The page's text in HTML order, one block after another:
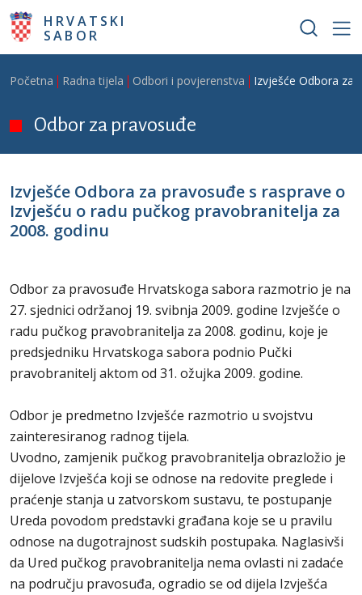
Skoči na glavni sadržaj
HRVATSKI
SABOR
Breadcrumb
Početna Radna tijela Odbori i povjerenstva Izvješće Odbora za
Odbor za pravosuđe
Izvješće Odbora za pravosuđe s rasprave o
Izvješću o radu pučkog pravobranitelja za
2008. godinu
Odbor za pravosuđe Hrvatskoga sabora razmotrio je na
27. sjednici održanoj 19. svibnja 2009. godine Izvješće o
radu pučkog pravobranitelja za 2008. godinu, koje je
predsjedniku Hrvatskoga sabora podnio Pučki
pravobranitelj aktom od 31. ožujka 2009. godine.
Odbor je predmetno Izvješće razmotrio u svojstvu
zainteresiranog radnog tijela.
Uvodno, zamjenik pučkog pravobranitelja obrazložio je
dijelove Izvješća koji se odnose na redovite preglede i
praćenje stanja u zatvorskom sustavu, te postupanje
Ureda povodom predstavki građana koje se u pravilu
odnose na dugotrajnost sudskih postupaka. Naglasivši
da Ured pučkog pravobranitelja nema ovlasti ni zadaće
na području pravosuđa, ogradio se od dijela Izvješća